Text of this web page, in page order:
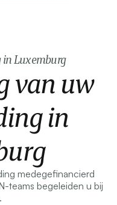
Luxemburg
van uw
in
medegefinancierd
teams begeleiden u bij